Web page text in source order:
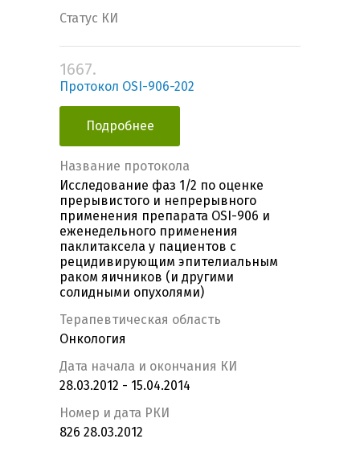
Статус КИ
1667.
Протокол OSI-906-202
Подробнее
Название протокола
Исследование фаз 1/2 по оценке
прерывистого и непрерывного
применения препарата OSI-906 и
еженедельного применения
паклитаксела у пациентов с
рецидивирующим эпителиальным
раком яичников (и другими
солидными опухолями)
Терапевтическая область
Онкология
Дата начала и окончания КИ
28.03.2012 - 15.04.2014
Номер и дата РКИ
826 28.03.2012